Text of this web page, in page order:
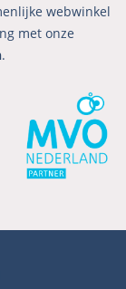
webwinkel
met onze
.